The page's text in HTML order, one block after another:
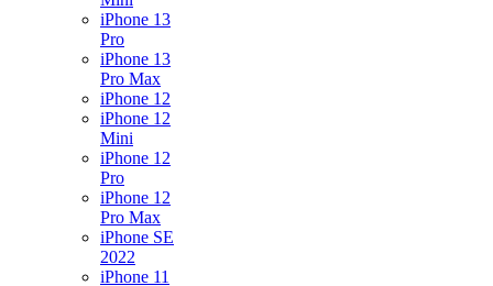
iPhone 13
Pro
iPhone 13
Pro Max
iPhone 12
iPhone 12
Mini
iPhone 12
Pro
iPhone 12
Pro Max
iPhone SE
2022
iPhone 11